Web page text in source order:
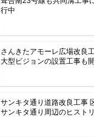
行中
さんきたアモーレ広場改良
大型ビジョンの設置工事も
サンキタ通り道路改良工事
サンキタ通り周辺のヒスト